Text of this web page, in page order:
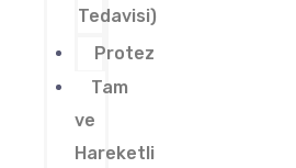
Tedavisi)
Protez
Tam
ve
Hareketli